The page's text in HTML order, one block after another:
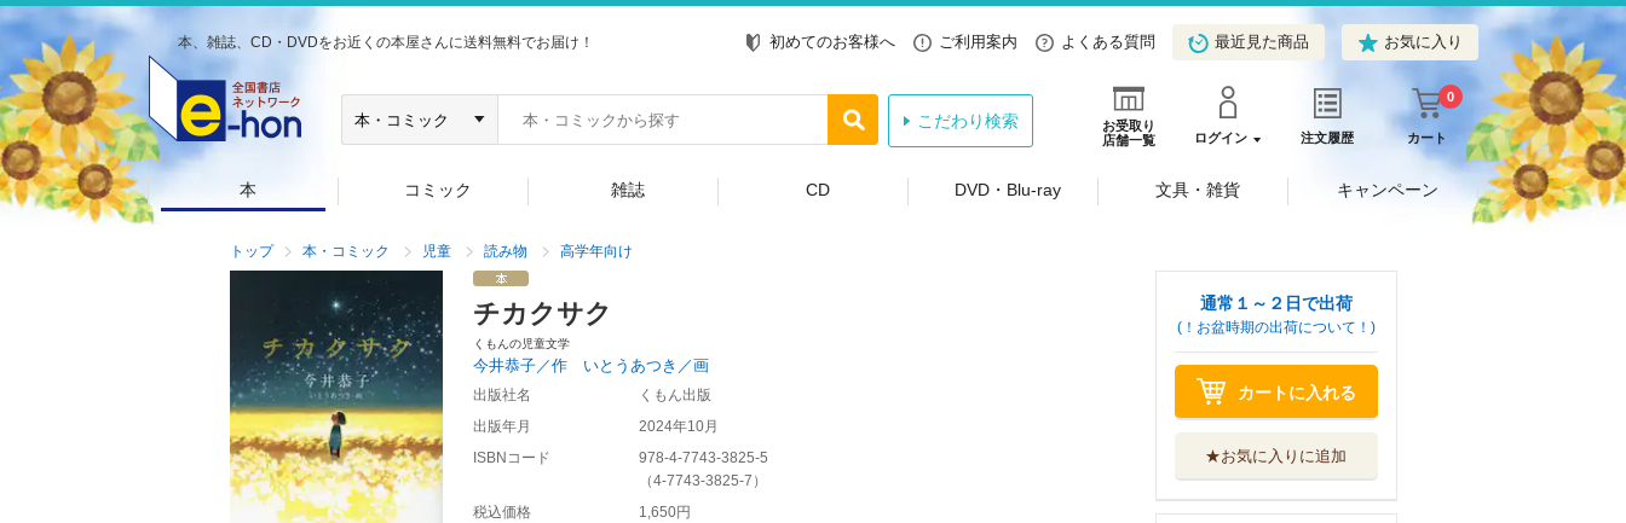
本、雑誌、CD・DVDをお近くの本屋さんに送料無料でお届け！ 初めてのお客様へ ご利用案内 よくある質問 最近見た商品 お気に入り
お受取り
店舗一覧
ログイン 注文履歴 カート
0
こだわり検索
本 コミック 雑誌 CD DVD・Blu-ray 文具・雑貨 キャンペーン
トップ 本・コミック 児童 読み物 高学年向け
チカクサク
くもんの児童文学
今井恭子／作 いとうあつき／画
出版社名
くもん出版
出版年月
2024年10月
ISBNコード
978-4-7743-3825-5
（4-7743-3825-7 ）
税込価格
1,650円
通常１～２日で出荷
(！お盆時期の出荷について！)
カートに入れる
★お気に入りに追加